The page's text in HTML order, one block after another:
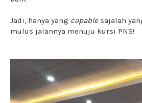
Jadi, hanya yang capable sajalah
mulus jalannya menuju kursi PNS!